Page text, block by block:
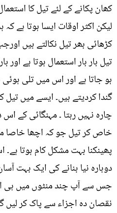
کھان پکانے کے لئے تیل کا
لیکن اکثر اوقات ایسا ہوتا ہے
کڑھائی بھر تیل نکالتے ہیں
تیل بار بار استعمال ہوتا ہے اور
ہو جاتا ہے اور اس میں تلی
گندا کردیتے ہیں۔ ایسے میں
چارہ نہیں رہتا ۔ مہنگائی کے
خاص کر تیل جو کہ اچھا خاصا
پھینکنا بہت مشکل کام ہوتا
دوبارہ نیا بنانے کی ایک بہت
جس سے آپ چند منٹوں میں ہی
نقصان دہ اجزاء سے پاک کر لیں